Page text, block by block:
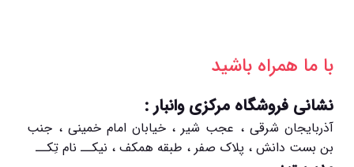
با ما همراه باشید
نشانی فروشگاه مرکزی وانبار :
آذربایجان شرقی ، عجب شیر ، خیابان امام خمینی ، جنب
بن بست دانش ، پلاک صفر ، طبقه همکف ، نیکــ نام تِکــ